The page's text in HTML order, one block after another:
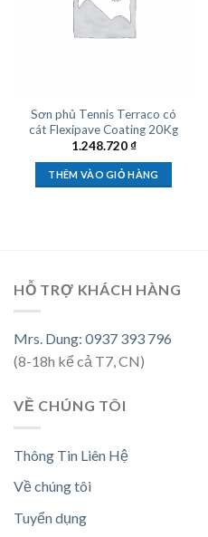
Sơn phủ Tennis Terraco có
cát Flexipave Coating 20Kg
1.248.720₫
THÊM VÀO GIỎ HÀNG
HỖ TRỢ KHÁCH HÀNG
Mrs. Dung: 0937 393 796
(8-18h kể cả T7, CN)
VỀ CHÚNG TÔI
Thông Tin Liên Hệ
Về chúng tôi
Tuyển dụng